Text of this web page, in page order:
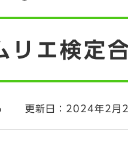
リエ検定
更新日：2024年2月